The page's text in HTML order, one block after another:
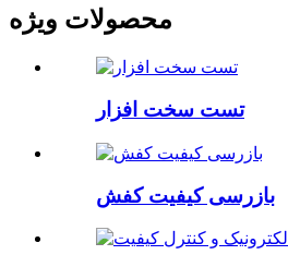
محصولات ویژه
تست سخت افزار
بازرسی کیفیت کفش